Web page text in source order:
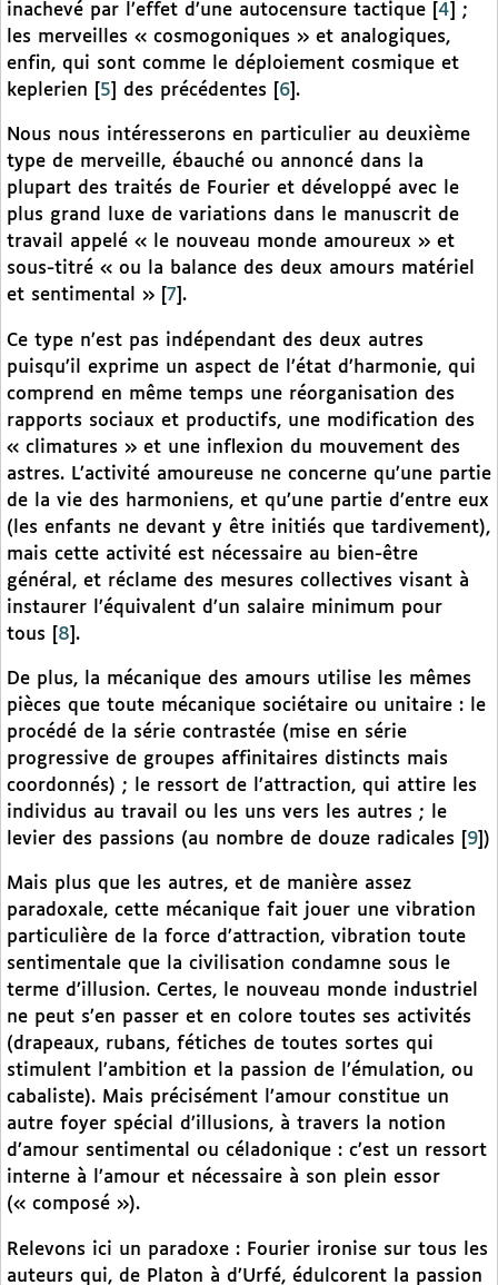
inachevé par l’effet d’une autocensure tactique
4
;
les merveilles « cosmogoniques » et analogiques,
enfin, qui sont comme le déploiement cosmique et
keplerien
5 des précédentes 6 .
Nous nous intéresserons en particulier au deuxième
type de merveille, ébauché ou annoncé dans la
plupart des traités de Fourier et développé avec le
plus grand luxe de variations dans le manuscrit de
travail appelé « le nouveau monde amoureux » et
sous-titré « ou la balance des deux amours matériel
et sentimental »
7 .
Ce type n’est pas indépendant des deux autres
puisqu’il exprime un aspect de l’état d’harmonie, qui
comprend en même temps une réorganisation des
rapports sociaux et productifs, une modification des
« climatures » et une inflexion du mouvement des
astres. L’activité amoureuse ne concerne qu’une partie
de la vie des harmoniens, et qu’une partie d’entre eux
(les enfants ne devant y être initiés que tardivement),
mais cette activité est nécessaire au bien-être
général, et réclame des mesures collectives visant à
instaurer l’équivalent d’un salaire minimum pour
tous
8 .
De plus, la mécanique des amours utilise les mêmes
pièces que toute mécanique sociétaire ou unitaire : le
procédé de la série contrastée (mise en série
progressive de groupes affinitaires distincts mais
coordonnés) ; le ressort de l’attraction, qui attire les
individus au travail ou les uns vers les autres ; le
levier des passions (au nombre de douze radicales
9 )
Mais plus que les autres, et de manière assez
paradoxale, cette mécanique fait jouer une vibration
particulière de la force d’attraction, vibration toute
sentimentale que la civilisation condamne sous le
terme d’illusion. Certes, le nouveau monde industriel
ne peut s’en passer et en colore toutes ses activités
(drapeaux, rubans, fétiches de toutes sortes qui
stimulent l’ambition et la passion de l’émulation, ou
cabaliste). Mais précisément l’amour constitue un
autre foyer spécial d’illusions, à travers la notion
d’amour sentimental ou céladonique : c’est un ressort
interne à l’amour et nécessaire à son plein essor
(« composé »).
Relevons ici un paradoxe : Fourier ironise sur tous les
auteurs qui, de Platon à d’Urfé, édulcorent la passion